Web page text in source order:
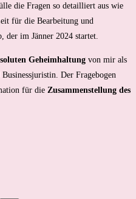
die Fragen so detailliert aus wie
für die Bearbeitung und
der im Jänner 2024 startet.
Geheimhaltung von mir als
Der Fragebogen
für die Zusammenstellung des